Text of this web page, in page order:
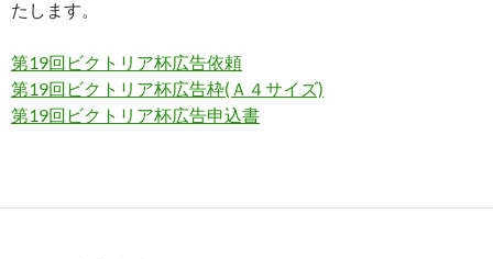
たします。
第19回ビクトリア杯広告依頼
第19回ビクトリア杯広告枠(Ａ４サイズ)
第19回ビクトリア杯広告申込書